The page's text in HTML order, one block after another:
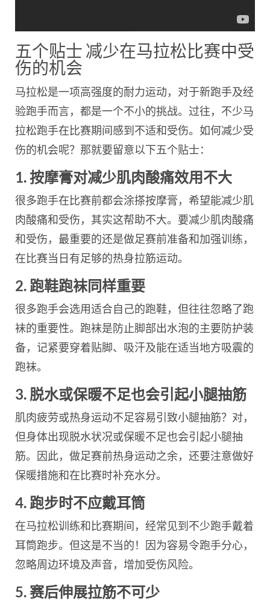
五个贴士 减少在马拉松比赛中受
伤的机会
马拉松是一项高强度的耐力运动，对于新跑手及经
验跑手而言，都是一个不小的挑战。过往，不少马
拉松跑手在比赛期间感到不适和受伤。如何减少受
伤的机会呢？那就要留意以下五个贴士：
1.按摩膏对减少肌肉酸痛效用不大
很多跑手在比赛前都会涂搽按摩膏，希望能减少肌
肉酸痛和受伤，其实这帮助不大。要减少肌肉酸痛
和受伤，最重要的还是做足赛前准备和加强训练，
在比赛当日有足够的热身拉筋运动。
2. 跑鞋跑袜同样重要
很多跑手会选用适合自己的跑鞋，但往往忽略了跑
袜的重要性。跑袜是防止脚部出水泡的主要防护装
备，记紧要穿着贴脚、吸汗及能在适当地方吸震的
跑袜。
3. 脱水或保暖不足也会引起小腿抽筋
肌肉疲劳或热身运动不足容易引致小腿抽筋？对，
但身体出现脱水状况或保暖不足也会引起小腿抽
筋。因此，做足赛前热身运动之余，还要注意做好
保暖措施和在比赛时补充水分。
4. 跑步时不应戴耳筒
在马拉松训练和比赛期间，经常见到不少跑手戴着
耳筒跑步。但这是不当的！因为容易令跑手分心，
忽略周边环境及声音，增加受伤风险。
5.赛后伸展拉筋不可少